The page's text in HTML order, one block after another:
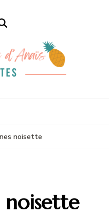
noisette
noisette